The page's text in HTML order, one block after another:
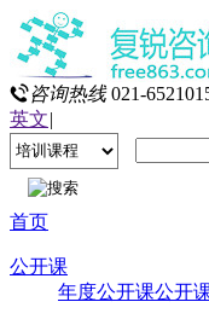
咨询热线 021-
英文|
首页
公开课
年度公开课公开